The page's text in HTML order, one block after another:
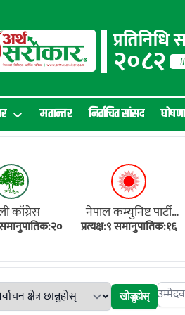
मतान्तर निर्वाचित सांसद
काँग्रेस
समानुपातिक:२०
नेपाल कम्युनिष्ट पार्टी
(एमाले)
प्रत्यक्ष:९ समानुपातिक:१६
खोज्नुहोस्